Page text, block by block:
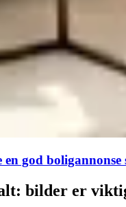
god boligannonse
bilder er